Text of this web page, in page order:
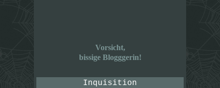
Vorsicht,
bissige Blogggerin!
Inquisition